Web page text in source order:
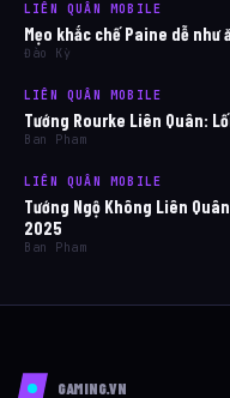
LIÊN QUÂN MOBILE
Mẹo khắc chế Paine dễ
Đào Kỳ
LIÊN QUÂN MOBILE
Tướng Rourke Liên Quân:
Ban Pham
LIÊN QUÂN MOBILE
Tướng Ngộ Không Liên
2025
Ban Pham
GAMING.VN